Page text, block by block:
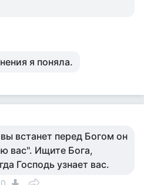
я поняла.
встанет перед Богом он
вас''. Ищите Бога,
Господь узнает вас.
0